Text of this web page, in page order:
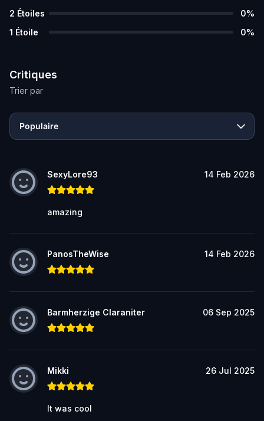
2 Étoiles 0%
1 Étoile 0%
Critiques
Trier par
Populaire
SexyLore93 14 Feb 2026
amazing
PanosTheWise 14 Feb 2026
Barmherzige Claraniter 06 Sep 2025
Mikki 26 Jul 2025
It was cool